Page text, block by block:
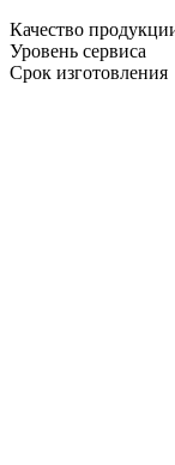
Качество
Уровень сервиса
Срок изготовления